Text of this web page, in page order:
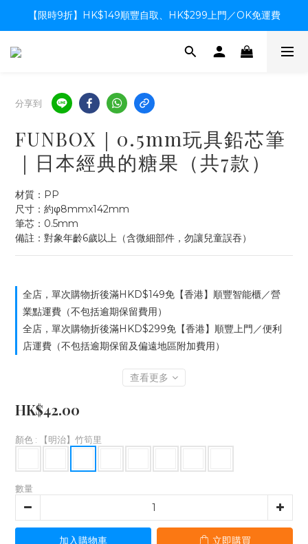
【限時9折】HK$149順豐自取、HK$299上門／OK免運費
【限時9折】HK$149順豐自取、HK$299上門／OK免運費
支付系統升級中，暫停信用卡支付至8月中，造成不便感謝諒解
分享到
FUNBOX｜0.5mm玩具鉛芯筆
｜日本經典的糖果（共7款）
材質：PP
尺寸：約φ8mmx142mm
筆芯：0.5mm
備註：對象年齡6歲以上（含微細部件，勿讓兒童誤吞）
全店，單次購物折後滿HKD$149免【香港】順豐智能櫃／營
業點運費（不包括逾期保留費用）
全店，單次購物折後滿HKD$299免【香港】順豐上門／便利
店運費（不包括逾期保留及偏遠地區附加費用）
查看更多
HK$42.00
顏色 : 【明治】竹筍里
數量
加入購物車 立即購買